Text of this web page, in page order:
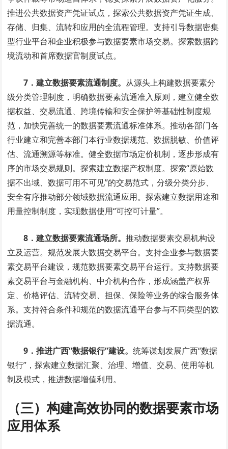
推进公共数据资产凭证试点，探索公共数据资产凭证生成、
存储、归集、流转和应用的全流程管理。支持引导数据密集
型行业平台和企业积极参与数据要素市场交易。探索数据跨
境流动和首席数据官制度试点。
7．建立数据要素流通制度。 从源头上构建数据要素分
级分类管理制度，明确数据要素流通准入原则，建立健全数
据权益、交易流通、跨境传输和安全保护等基础性制度规
范，加快完善统一的数据要素流通标准体系。推动各部门各
行业建立和完善本部门本行业数据规范、数据脱敏、价值评
估、流通溯源等标准。健全数据市场定价机制，逐步形成有
序的市场交易规则。探索建立数据产权制度。探索“原始数
据不出域、数据可用不可见”的交易范式，分级分类分步、
安全有序推动部分领域数据流通应用。探索建立数据用途和
用量控制制度，实现数据使用“可控可计量”。
8．建立数据要素流通场所。推动数据要素交易机构设
立及运营。规范发展大数据交易平台。支持企业参与数据要
素交易平台建设，规范数据要素交易平台运行。支持数据要
素交易平台与金融机构、中介机构合作，形成涵盖产权界
定、价格评估、流转交易、担保、保险等业务的综合服务体
系。支持符合条件和规范的数据流通平台参与不同类型的数
据流通。
9．推进广西“数据银行”建设。统筹谋划发展广西“数据
银行”，探索建立数据汇聚、治理、增值、交易、使用等机
制及模式，推进数据增值利用。
（三）构建高效协同的数据要素市场
应用体系